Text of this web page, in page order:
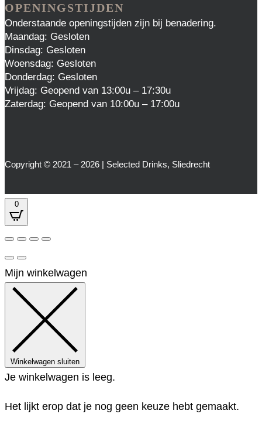
OPENINGSTIJDEN
Onderstaande openingstijden zijn bij benadering.
Maandag: Gesloten
Dinsdag: Gesloten
Woensdag: Gesloten
Donderdag: Gesloten
Vrijdag: Geopend van 13:00u – 17:30u
Zaterdag: Geopend van 10:00u – 17:00u
Copyright © 2021 – 2026 | Selected Drinks, Sliedrecht
0
Mijn winkelwagen
Winkelwagen sluiten
Je winkelwagen is leeg.
Het lijkt erop dat je nog geen keuze hebt gemaakt.